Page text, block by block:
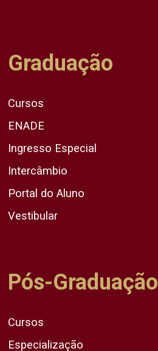
Graduação
Cursos
ENADE
Ingresso Especial
Intercâmbio
Portal do Aluno
Vestibular
Pós-Graduação
Cursos
Especialização